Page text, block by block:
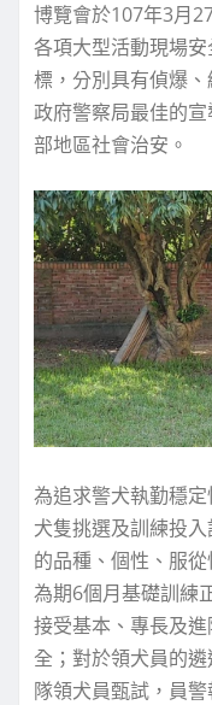
博覽會於107年3月
各項大型活動現場
標，分別具有偵爆
政府警察局最佳的
部地區社會治安。
為追求警犬執勤穩
犬隻挑選及訓練投
的品種、個性、服
為期6個月基礎訓練
接受基本、專長及
全；對於領犬員的
隊領犬員甄試，員